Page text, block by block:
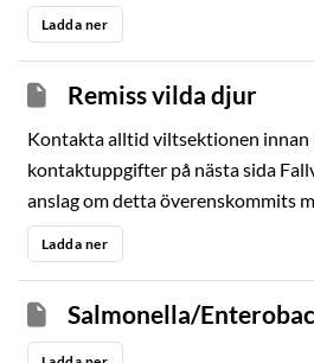
www.jordbruksverket.se. Provsvar
engelska om inte annat anges. CEM
Ladda ner
Remiss vilda djur
Kontakta alltid viltsektionen innan
kontaktuppgifter på nästa sida
anslag om detta överenskommits
gäller inte hägnade/uppfödda djur.
Ladda ner
Salmonella/